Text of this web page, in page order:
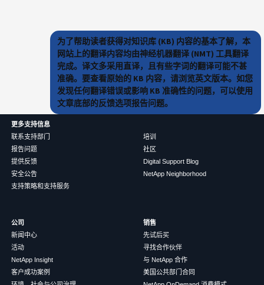
为了帮助读者获得对知识库 (KB) 内容的基本了解，本
网站上的翻译内容均由神经机器翻译 (NMT) 工具翻译
完成。译文多采用直译，且有些字词的翻译可能不甚
准确。要查看原始的 KB 内容，请浏览英文版本。如您
发现任何翻译错误或影响 KB 准确性的问题，可以使用
文章底部的反馈选项报告问题。
更多支持信息
联系支持部门
报告问题
提供反馈
安全公告
支持策略和支持服务
培训
社区
Digital Support Blog
NetApp Neighborhood
公司
新闻中心
活动
NetApp Insight
客户成功案例
销售
先试后买
寻找合作伙伴
与 NetApp 合作
美国公共部门合同